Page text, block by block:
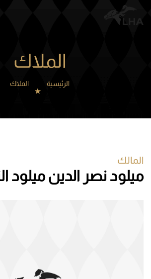
الملاك
الرئيسية الملاك
المالك
ميلود نصر الدين ميلود